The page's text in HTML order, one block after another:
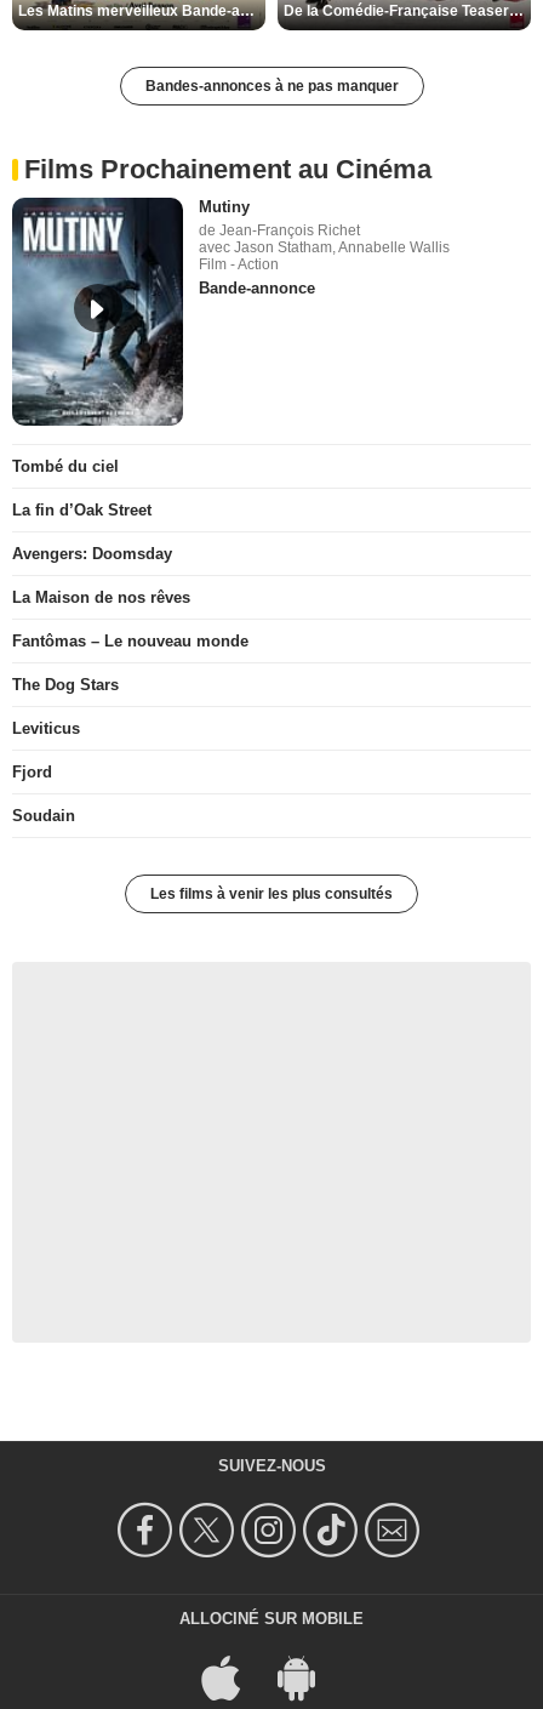
Les Matins merveilleux Bande-annonce VF De la Comédie-Française Teaser VF
Bandes-annonces à ne pas manquer
Films Prochainement au Cinéma
Mutiny
de Jean-François Richet
avec Jason Statham, Annabelle Wallis
Film - Action
Bande-annonce
Tombé du ciel
La fin d’Oak Street
Avengers: Doomsday
La Maison de nos rêves
Fantômas – Le nouveau monde
The Dog Stars
Leviticus
Fjord
Soudain
Les films à venir les plus consultés
SUIVEZ-NOUS
ALLOCINÉ SUR MOBILE